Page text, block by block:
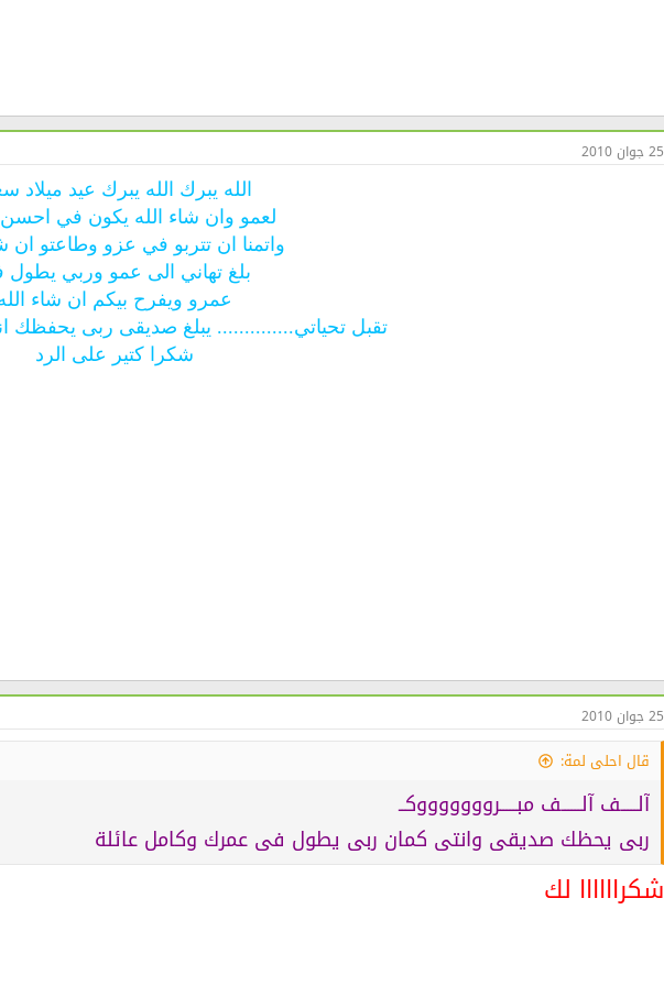
25 جوان 2010
الله يبرك الله يبرك عيد ميلاد
لعمو وان شاء الله يكون في
واتمنا ان تتربو في عزو وطاعتو ان
بلغ تهاني الى عمو وربي يطول
عمرو ويفرح بيكم ان شاء
تقبل تحياتي.............. يبلغ صديقى ربى يحفظك
شكرا كتير على الرد
25 جوان 2010
قال احلى لمة:
آلـــــف آلــــــف مبـــــروووووووكــ
ربى يحظك صديقى وانتى كمان ربى يطول فى عمرك وكامل عائلة
شكراااااا لك